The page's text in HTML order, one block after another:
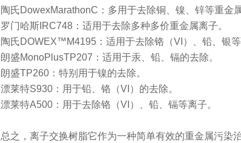
陶氏DowexMarathonC：多用于去除铜、镍、锌等重金
罗门哈斯IRC748：适用于去除多种多价重金属离子。
陶氏DOWEX™M4195：适用于去除铬（VI）、铅、银等
朗盛MonoPlusTP207：适用于汞、铅、镉的去除。
朗盛TP260：特别用于镍的去除。
漂莱特S930：用于铅、铬（VI）的去除。
漂莱特A500：用于去除铬（VI）、铅、镉等离子。
总之，离子交换树脂它作为一种简单有效的重金属污染